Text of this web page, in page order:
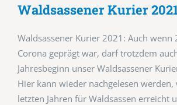
Waldsassener Kurier
Waldsassener Kurier 2021: Auch wenn
Corona geprägt war, darf trotzdem
Jahresbeginn unser Waldsassener
Hier kann wieder nachgelesen werden,
letzten Jahren für Waldsassen erreicht